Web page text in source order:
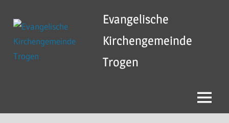
Inhalt
springen
Evangelische
Kirchengemeinde
Trogen
Menü